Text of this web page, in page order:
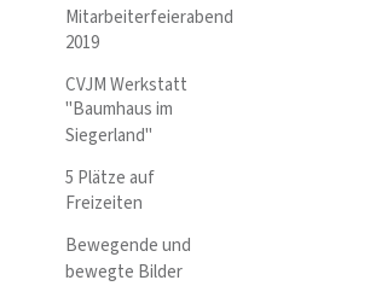
Mitarbeiterfeierabend
2019
CVJM Werkstatt
"Baumhaus im
Siegerland"
5 Plätze auf
Freizeiten
Bewegende und
bewegte Bilder